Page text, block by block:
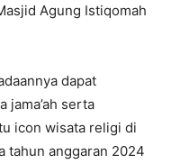
Agung Istiqomah
dapat
jama’ah serta
icon wisata religi di
tahun anggaran 2024